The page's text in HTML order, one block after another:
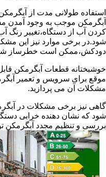
استفاده طولانی مدت از
آبگرمکن موجب به وجود آمدن
کردن آب از دستگاه،تغییر
شود.در برخی موارد نیز این
دودکش،ممکن است خطرساز
خوشبختانه قطعات آبگرمکن
موقع برای سرویس و تعمیر
مشکلات آن می پردازید.
گاهی نیز برخی مشکلات در
شود که نشان دهنده خرابی
بررسی و تنظیم مجدد